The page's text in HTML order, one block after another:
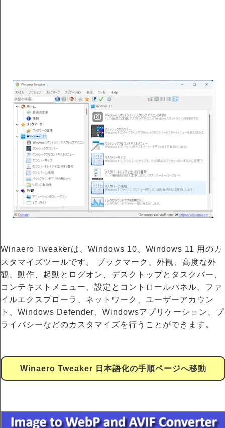
Winaero Tweakerは、Windows 10、Windows 11 用のカ
スタマイズツールです。 ブックマーク、外観、高度な外
観、動作、起動とログオン、デスクトップとタスクバー、
コンテキストメニュー、設定とコントロールパネル、ファ
イルエクスプローラ、ネットワーク、ユーザーアカウン
ト、Windows Defender、Windowsアプリケーション、プ
ライバシーなどのカスタマイズを行うことができます。
Winaero Tweaker 日本語化の手順ページへ移動